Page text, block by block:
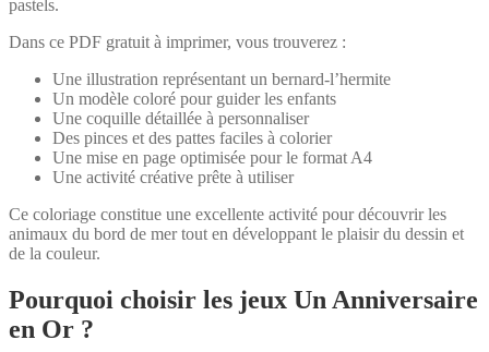
pastels.
Dans ce PDF gratuit à imprimer, vous trouverez :
Une illustration représentant un bernard-l’hermite
Un modèle coloré pour guider les enfants
Une coquille détaillée à personnaliser
Des pinces et des pattes faciles à colorier
Une mise en page optimisée pour le format A4
Une activité créative prête à utiliser
Ce coloriage constitue une excellente activité pour découvrir les
animaux du bord de mer tout en développant le plaisir du dessin et
de la couleur.
Pourquoi choisir les jeux Un Anniversaire
en Or ?